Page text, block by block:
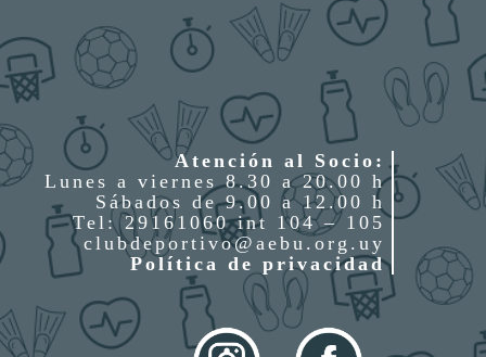
Atención al Socio:
Lunes a viernes 8.30 a 20.00 h
Sábados de 9.00 a 12.00 h
Tel: 29161060 int 104 – 105
clubdeportivo@aebu.org.uy
Política de privacidad